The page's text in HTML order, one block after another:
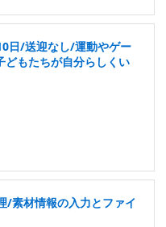
日/送迎なし/運動やゲー
もたちが自分らしくい
/素材情報の入力とファイ